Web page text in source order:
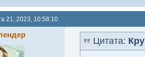
21, 2023, 10:58:10
Цитата: